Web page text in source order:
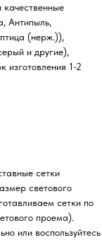
Антипыль,
(нерж.)),
и другие),
изготовления 1-2
сетки
светового
сетки по
проема).
или воспользуйтесь